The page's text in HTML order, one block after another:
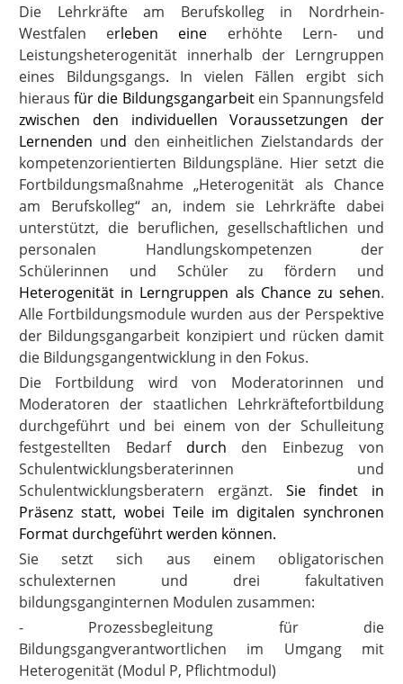
Die Lehrkräfte am Berufskolleg in Nordrhein-
Westfalen erleben eine erhöhte Lern- und
Leistungsheterogenität innerhalb der Lerngruppen
eines Bildungsgangs. In vielen Fällen ergibt sich
hierausfür die Bildungsgangarbeit ein Spannungsfeld
zwischen den individuellen Voraussetzungen der
Lernenden und den einheitlichen Zielstandards der
kompetenzorientierten Bildungspläne. Hier setzt die
Fortbildungsmaßnahme „Heterogenität als Chance
am Berufskolleg“ an, indem sie Lehrkräfte dabei
unterstützt, die beruflichen, gesellschaftlichen und
personalen Handlungskompetenzen der
Schülerinnen und Schüler zu fördern und
Heterogenität in Lerngruppen als Chance zu sehen.
Alle Fortbildungsmodule wurden aus der Perspektive
der Bildungsgangarbeit konzipiert und rücken damit
die Bildungsgangentwicklung in den Fokus.
Die Fortbildung wird von Moderatorinnen und
Moderatoren der staatlichen Lehrkräftefortbildung
durchgeführt und bei einem von der Schulleitung
festgestellten Bedarf durch den Einbezug von
Schulentwicklungsberaterinnen und
Schulentwicklungsberatern ergänzt. Sie findet in
Präsenz statt, wobei Teile im digitalen synchronen
Format durchgeführt werden können.
Sie setzt sich aus einem obligatorischen
schulexternen und drei fakultativen
bildungsganginternen Modulen zusammen:
- Prozessbegleitung für die
Bildungsgangverantwortlichen im Umgang mit
Heterogenität (Modul P, Pflichtmodul)